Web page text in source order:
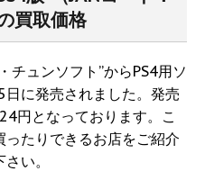
買取価格
チュンソフト”からPS4用ソ
に発売されました。発売
円となっております。こ
たりできるお店をご紹介
い。